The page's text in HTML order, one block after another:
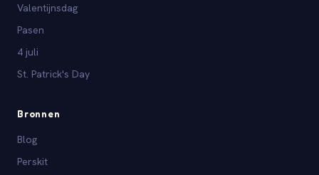
Valentijnsdag
Pasen
4 juli
St. Patrick's Day
Bronnen
Blog
Perskit